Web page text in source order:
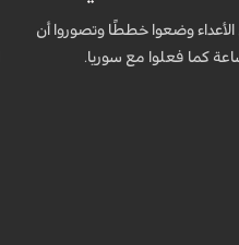
وضعوا خططًا وتصوروا أن